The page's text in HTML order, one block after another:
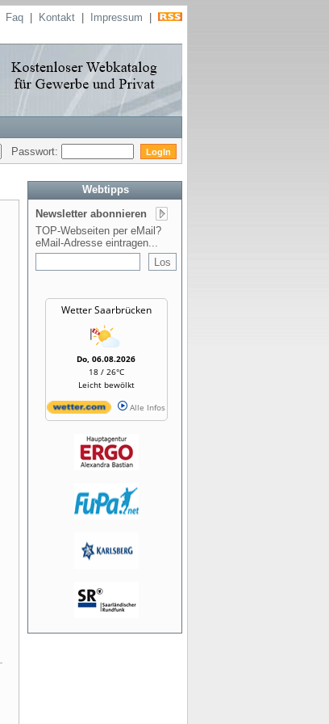
Faq Kontakt Impressum
Passwort:
Webtipps
Newsletter abonnieren
TOP-Webseiten per eMail?
eMail-Adresse eintragen...
Wetter Saarbrücken
Do, 06.08.2026
18 / 26°C
Leicht bewölkt
Alle Infos